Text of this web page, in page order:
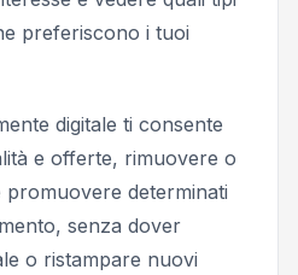
preferiscono i tuoi
digitale ti consente
e offerte, rimuovere o
promuovere determinati
senza dover
o ristampare nuovi